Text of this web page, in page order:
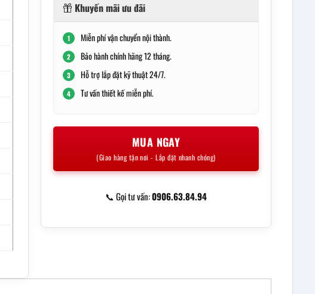
Khuyến mãi ưu đãi
1 Miễn phí vận chuyển nội thành.
2 Bảo hành chính hãng 12 tháng.
3 Hỗ trợ lắp đặt kỹ thuật 24/7.
4 Tư vấn thiết kế miễn phí.
MUA NGAY
(Giao hàng tận nơi - Lắp đặt nhanh chóng)
📞 Gọi tư vấn:0906.63.84.94